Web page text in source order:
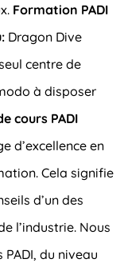
Formation PADI
Dragon Dive
centre de
à disposer
cours PADI
d’excellence en
Cela signifie
d’un des
l’industrie. Nous
du niveau